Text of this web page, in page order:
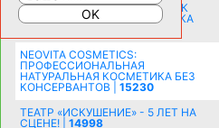
СОБИРАЕМСЯ НА ПРАЗДНИК К
МОЛОДОЖЕНАМ: ПОДГОТОВКА
NEOVITA COSMETICS:
ПРОФЕССИОНАЛЬНАЯ
НАТУРАЛЬНАЯ КОСМЕТИКА БЕЗ
КОНСЕРВАНТОВ | 15230
ТЕАТР «ИСКУШЕНИЕ» - 5 ЛЕТ НА
СЦЕНЕ! | 14998